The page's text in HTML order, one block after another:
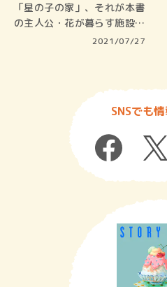
「星の子の家」、それが本書
の主人公・花が暮らす施設の
2021/07/27
SNSでも